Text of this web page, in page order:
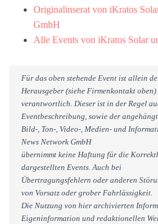
Originalinserat von iKratos
GmbH
Alle Events von iKratos Solar
Für das oben stehende Event ist allein
Herausgeber (siehe Firmenkontakt oben)
verantwortlich. Dieser ist in der Regel
Eventbeschreibung, sowie der
Bild-, Ton-, Video-, Medien- und
News Network GmbH
übernimmt keine Haftung für die
dargestellten Events. Auch bei
Übertragungsfehlern oder anderen
von Vorsatz oder grober Fahrlässigkeit.
Die Nutzung von hier archivierten
Eigeninformation und redaktionellen